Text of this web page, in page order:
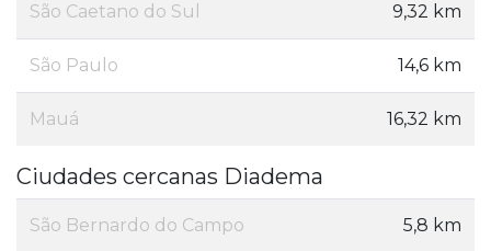
São Caetano do Sul 9,32 km
São Paulo 14,6 km
Mauá 16,32 km
Ciudades cercanas Diadema
São Bernardo do Campo 5,8 km